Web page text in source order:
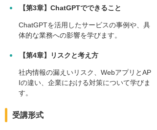
【第3章】ChatGPTでできること
ChatGPTを活用したサービスの事例や、具
体的な業務への影響を学びます。
【第4章】リスクと考え方
社内情報の漏えいリスク、WebアプリとAP
Iの違い、企業における対策について学びま
す。
受講形式